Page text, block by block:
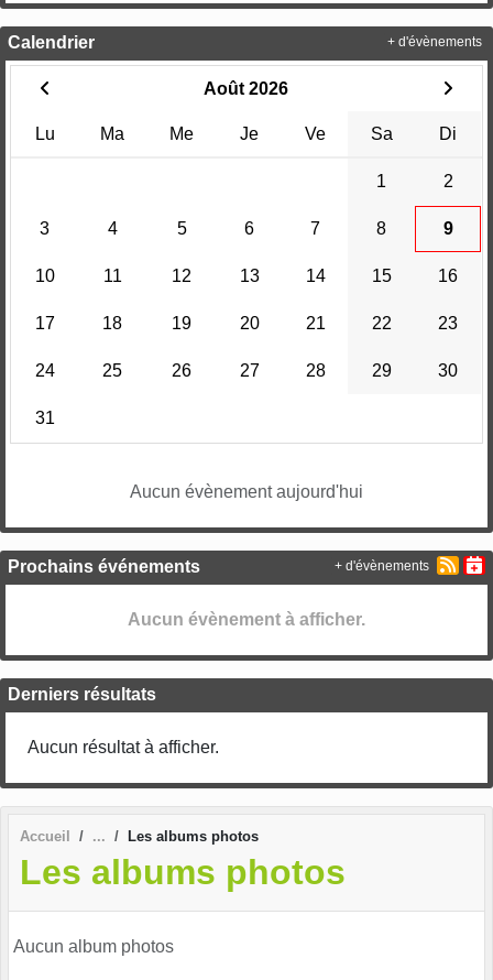
Accueil Les albums photos
Les albums photos
Aucun album photos
Calendrier
Août 2026
Lu Ma Me Je Ve Sa Di
1 2
3 4 5 6 7 8 9
10 11 12 13 14 15 16
17 18 19 20 21 22 23
24 25 26 27 28 29 30
31
Aucun évènement aujourd'hui
+ d'évènements
Prochains événements
Aucun évènement à afficher.
+ d'évènements
Derniers résultats
Aucun résultat à afficher.